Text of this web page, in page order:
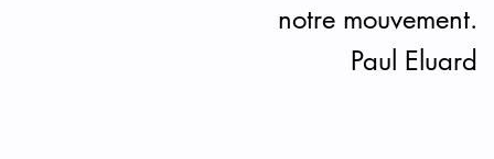
notre mouvement.
Paul Eluard